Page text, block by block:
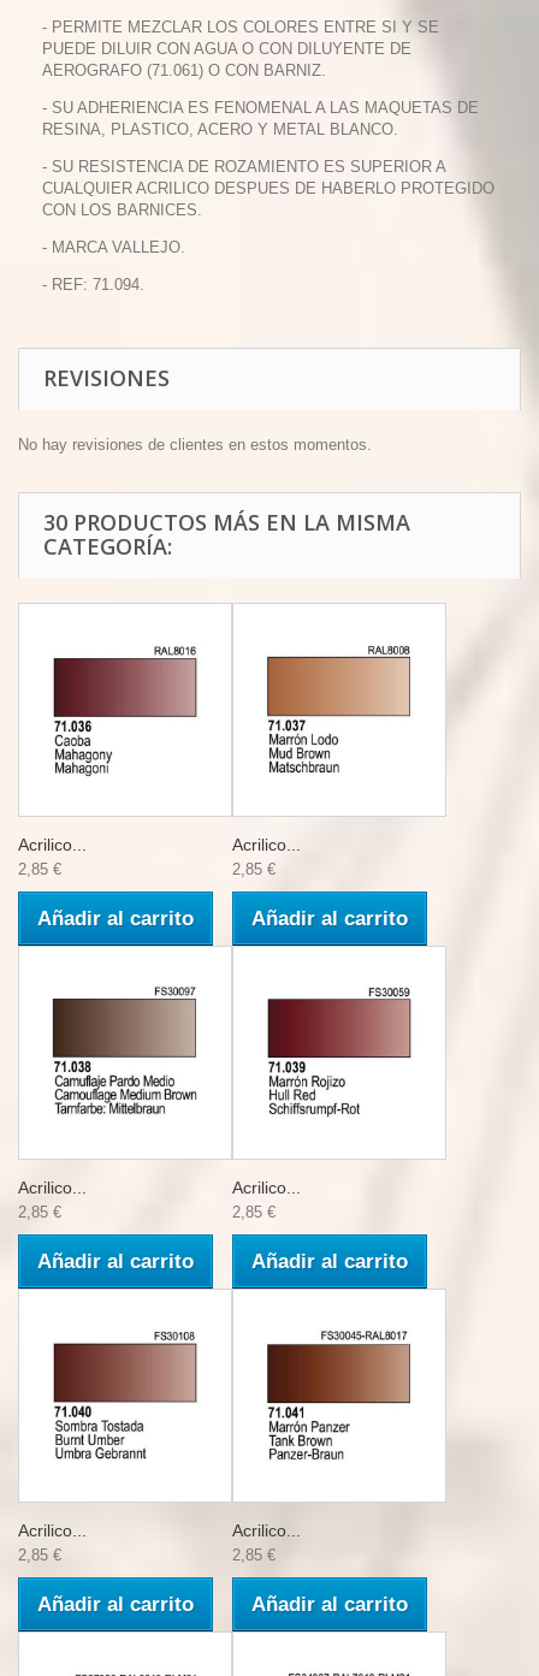
- PERMITE MEZCLAR LOS COLORES ENTRE SI Y SE
PUEDE DILUIR CON AGUA O CON DILUYENTE DE
AEROGRAFO (71.061) O CON BARNIZ.
- SU ADHERIENCIA ES FENOMENAL A LAS MAQUETAS DE
RESINA, PLASTICO, ACERO Y METAL BLANCO.
- SU RESISTENCIA DE ROZAMIENTO ES SUPERIOR A
CUALQUIER ACRILICO DESPUES DE HABERLO PROTEGIDO
CON LOS BARNICES.
- MARCA VALLEJO.
- REF: 71.094.
REVISIONES
No hay revisiones de clientes en estos momentos.
30 PRODUCTOS MÁS EN LA MISMA
CATEGORÍA:
Acrilico...
2,85 €
Añadir al carrito
Acrilico...
2,85 €
Añadir al carrito
Acrilico...
2,85 €
Añadir al carrito
Acrilico...
2,85 €
Añadir al carrito
Acrilico...
2,85 €
Añadir al carrito
Acrilico...
2,85 €
Añadir al carrito